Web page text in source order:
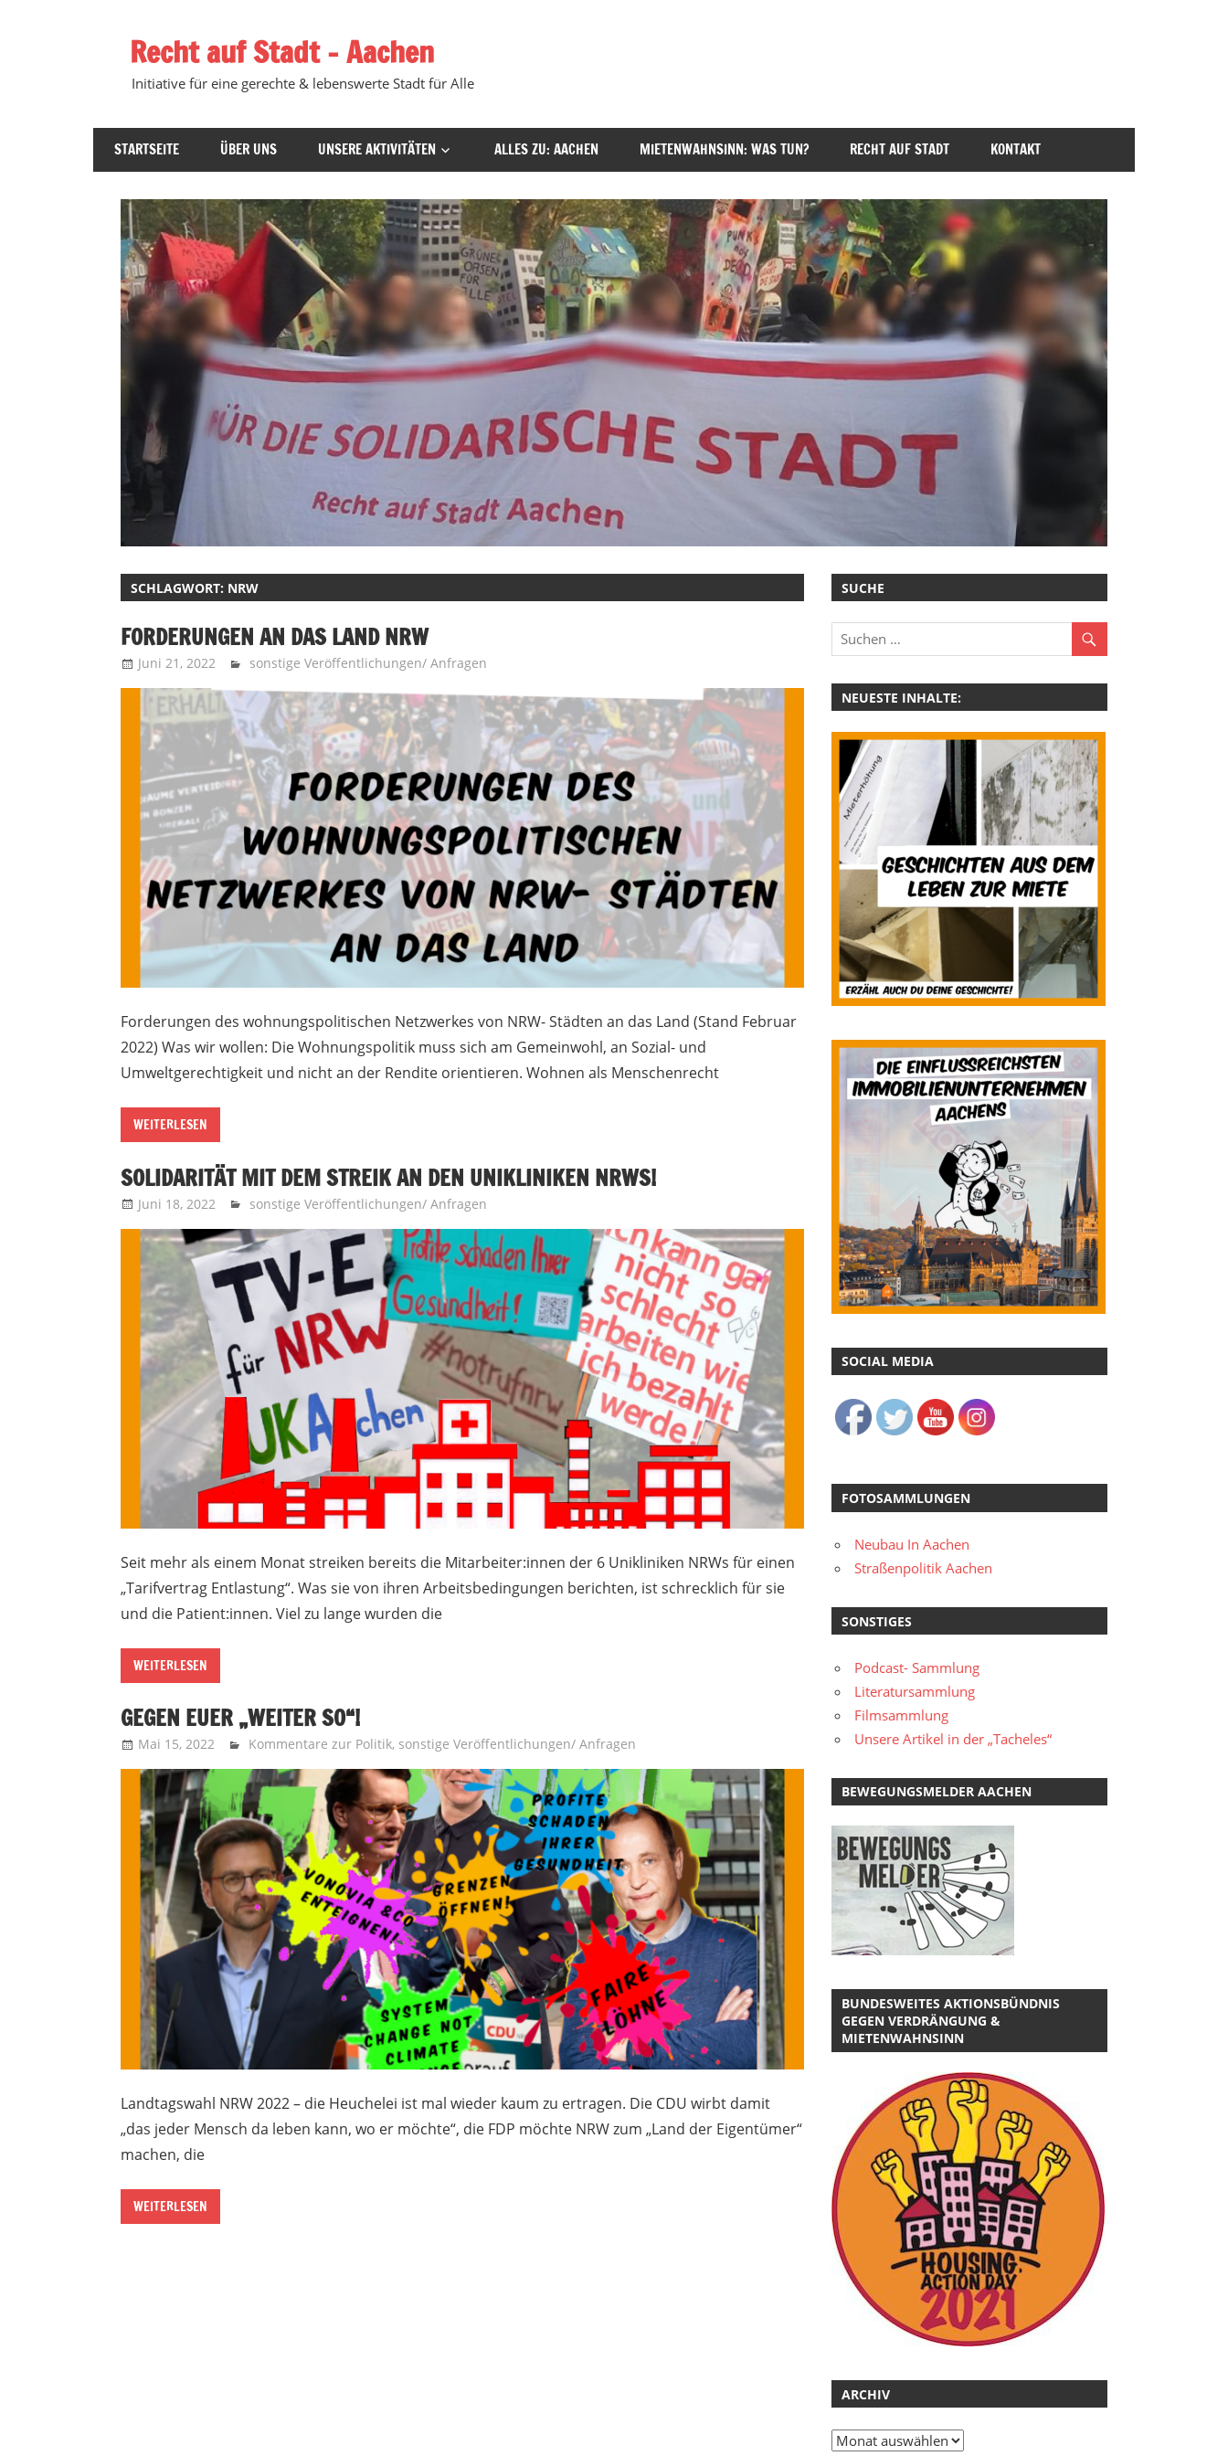
springenRecht auf Stadt – Aachen
Initiative für eine gerechte & lebenswerte Stadt für Alle
STARTSEITE ÜBER UNS UNSERE AKTIVITÄTEN ALLES ZU: AACHEN MIETENWAHNSINN: WAS TUN? RECHT AUF STADT KONTAKT
SCHLAGWORT: NRW
FORDERUNGEN AN DAS LAND NRW
Juni 21, 2022 Recht auf Stadt Aachen
sonstige Veröffentlichungen/ Anfragen
Forderungen des wohnungspolitischen Netzwerkes von NRW- Städten an das Land (Stand Februar
2022) Was wir wollen: Die Wohnungspolitik muss sich am Gemeinwohl, an Sozial- und
Umweltgerechtigkeit und nicht an der Rendite orientieren. Wohnen als Menschenrecht
WEITERLESEN
SOLIDARITÄT MIT DEM STREIK AN DEN UNIKLINIKEN NRWS!
Juni 18, 2022 Recht auf Stadt Aachen
sonstige Veröffentlichungen/ Anfragen
Seit mehr als einem Monat streiken bereits die Mitarbeiter:innen der 6 Unikliniken NRWs für einen
„Tarifvertrag Entlastung“. Was sie von ihren Arbeitsbedingungen berichten, ist schrecklich für sie
und die Patient:innen. Viel zu lange wurden die
WEITERLESEN
GEGEN EUER „WEITER SO“!
Mai 15, 2022 Recht auf Stadt Aachen
Kommentare zur Politik, sonstige Veröffentlichungen/ Anfragen
Landtagswahl NRW 2022 – die Heuchelei ist mal wieder kaum zu ertragen. Die CDU wirbt damit
„das jeder Mensch da leben kann, wo er möchte“, die FDP möchte NRW zum „Land der Eigentümer“
machen, die
WEITERLESEN
SUCHE
NEUESTE INHALTE:
SOCIAL MEDIA
FOTOSAMMLUNGEN
Neubau In Aachen
Straßenpolitik Aachen
SONSTIGES
Podcast- Sammlung
Literatursammlung
Filmsammlung
Unsere Artikel in der „Tacheles“
BEWEGUNGSMELDER AACHEN
BUNDESWEITES AKTIONSBÜNDNIS
GEGEN VERDRÄNGUNG &
MIETENWAHNSINN
ARCHIV
Archiv